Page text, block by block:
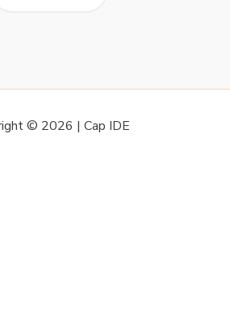
© 2026 | Cap IDE